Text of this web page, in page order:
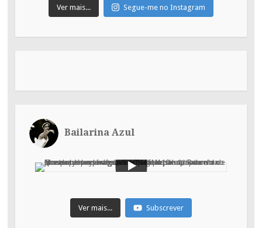
Ver mais... Segue-me no Instagram
Bailarina Azul
Ver mais... Subscrever